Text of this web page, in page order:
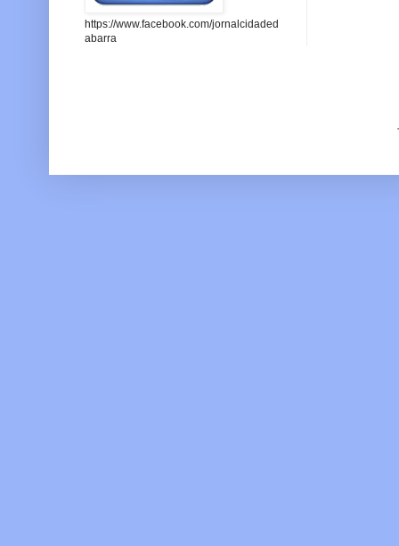
https://www.facebook.com/jornalcidaded
abarra